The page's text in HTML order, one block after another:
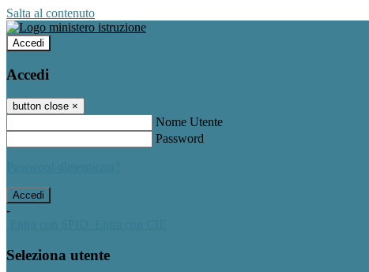
Salta al contenuto
Accedi
Accedi
button close ×
Nome Utente
Password
-
Seleziona utente